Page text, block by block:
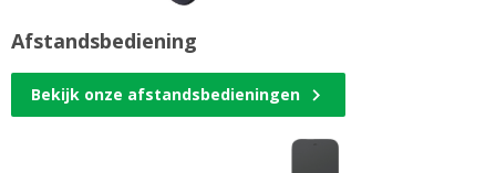
Afstandsbediening
Bekijk onze afstandsbedieningen